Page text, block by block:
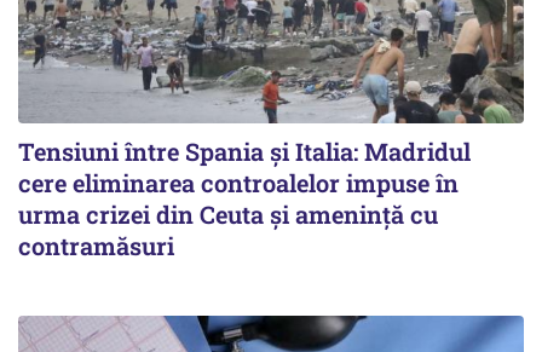
Tensiuni între Spania și Italia: Madridul
cere eliminarea controalelor impuse în
urma crizei din Ceuta și amenință cu
contramăsuri